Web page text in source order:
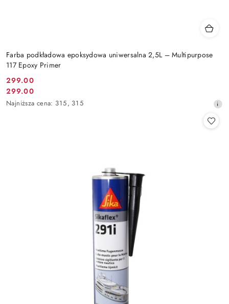
Farba podkładowa epoksydowa uniwersalna 2,5L – Multipurpose
117 Epoxy Primer
Cena
promocyjna:
299.00
Cena
promocyjna:
299.00
Najniższa
Najniższa cena: 315, 315